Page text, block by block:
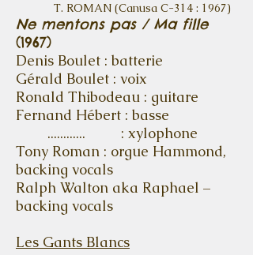
T. ROMAN (Canusa C-314 : 1967)
Ne mentons pas / Ma fille
(1967)
Denis Boulet : batterie
Gérald Boulet : voix
Ronald Thibodeau : guitare
Fernand Hébert : basse
............ : xylophone
Tony Roman : orgue Hammond,
backing vocals
Ralph Walton aka Raphael –
backing vocals
Les Gants Blancs